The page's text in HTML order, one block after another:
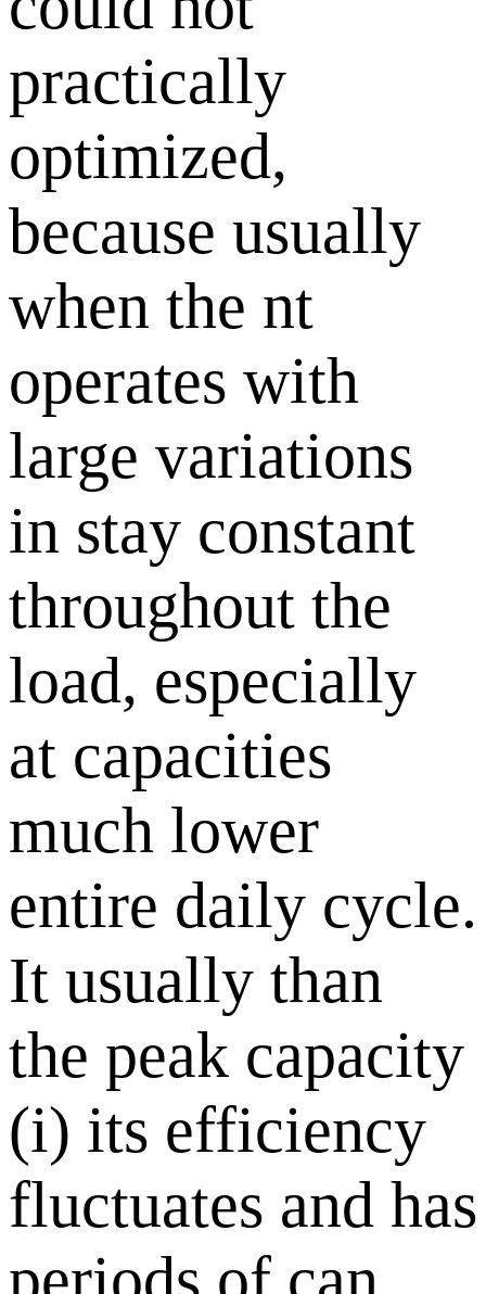
practically
optimized,
because usually
when the nt
operates with
large variations
in stay constant
throughout the
load, especially
at capacities
much lower
entire daily cycle.
It usually than
the peak capacity
(i) its efficiency
fluctuates and has